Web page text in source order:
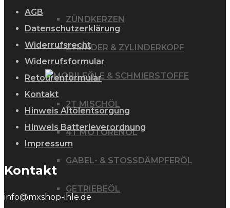
ZÜNDKERZEN
ZYLINDER & ZYLINDERKOPF
ÖLE & SCHMIERSTOFFE
2T MISCHÖL
4T MOTORENÖL
GABEL- & STOSSDÄMPFERÖL
GETRIEBEÖL
AGB
Datenschutzerklärung
Widerrufsrecht
Widerrufsformular
Retourenformular
Kontakt
Hinweis Altölentsorgung
Hinweis Batterieverordnung
Impressum
Kontakt
info@mxshop-ihle.de